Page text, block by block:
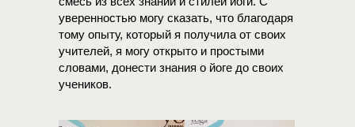
уверенностью могу сказать, что благодаря
тому опыту, который я получила от своих
учителей, я могу открыто и простыми
словами, донести знания о йоге до своих
учеников.